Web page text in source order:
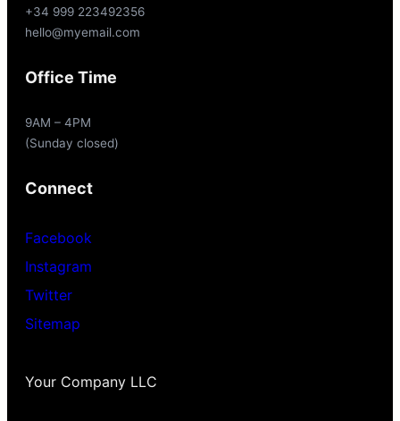
+34 999 223492356
hello@myemail.com
Office Time
9AM – 4PM
(Sunday closed)
Connect
Facebook
Instagram
Twitter
Sitemap
Your Company LLC